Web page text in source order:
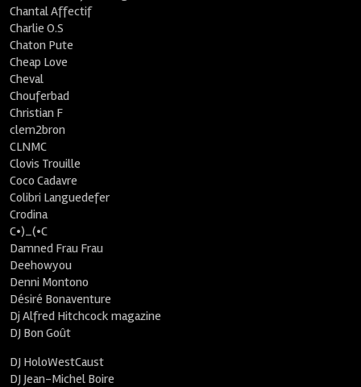
Chantal Affectif
Charlie O.S
Chaton Pute
Cheap Love
Cheval
Chouferbad
Christian F
clem2bron
CLNMC
Clovis Trouille
Coco Cadavre
Colibri Languedefer
Crodina
C•)_(•C
Damned Frau Frau
Deehowyou
Denni Montono
Désiré Bonaventure
Dj Alfred Hitchcock magazine
DJ Bon Goût
DJ HoloWestCaust
DJ Jean-Michel Boire